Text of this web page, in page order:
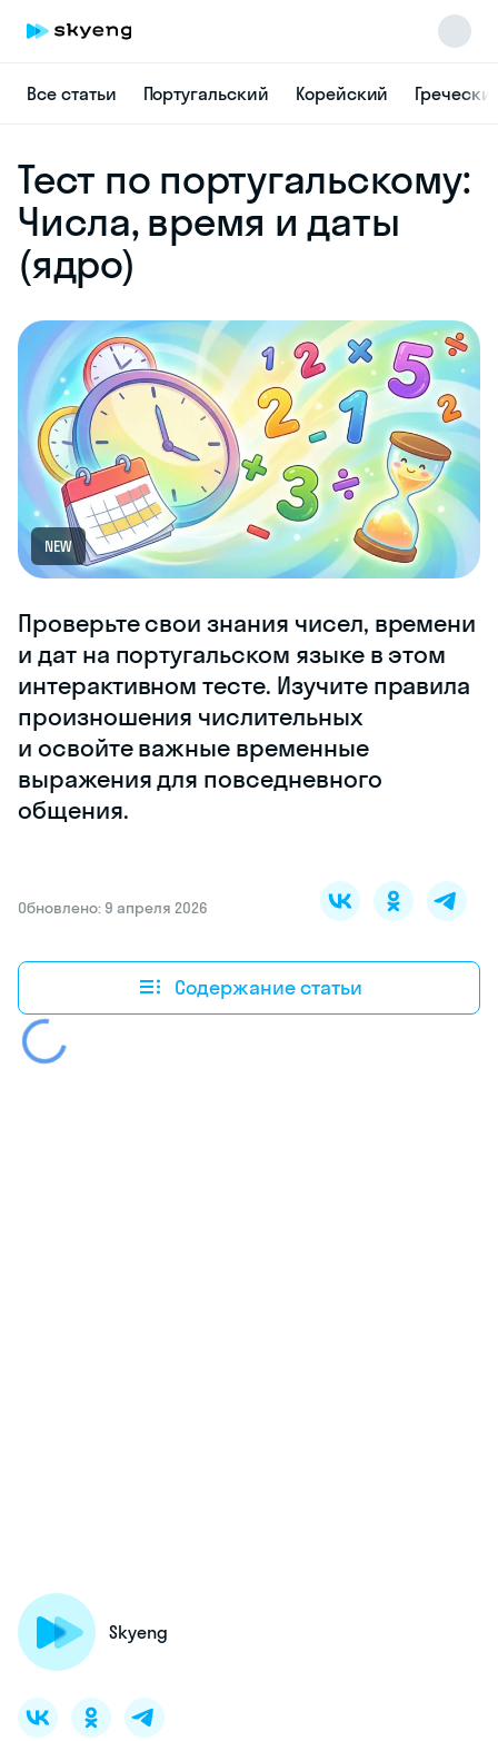
Все статьи Португальский Корейский
Тест по португальскому:
Числа, время и даты
(ядро)
NEW
Проверьте свои знания чисел, времени
и дат на португальском языке в этом
интерактивном тесте. Изучите правила
произношения числительных
и освойте важные временные
выражения для повседневного
общения.
Обновлено: 9 апреля 2026
Содержание статьи
Skyeng
online